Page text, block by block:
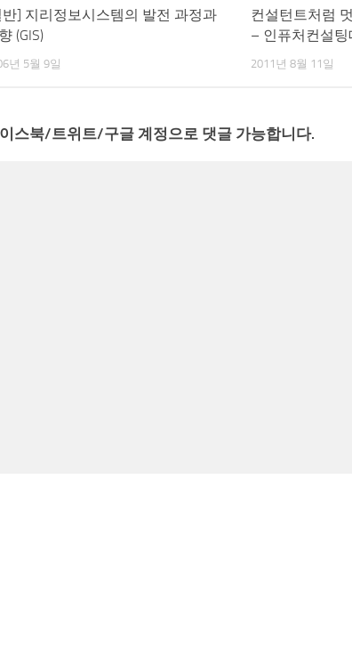
반] 지리정보시스템의 발전 과정과
(GIS)
년 5월 9일
컨설턴트처럼
– 인퓨처컨설
2011년 8월 11일
스북/트위트/구글 계정으로 댓글 가능합니다.